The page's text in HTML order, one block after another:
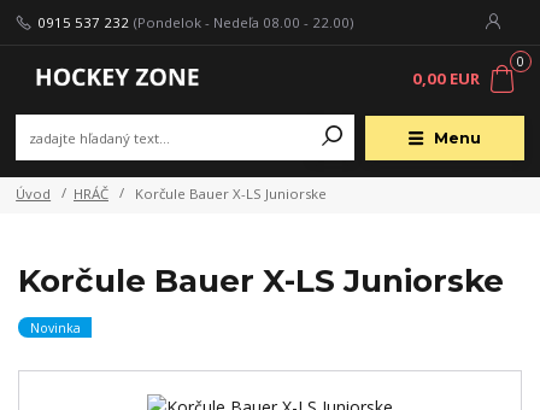
Menu
0915 537 232 (Pondelok - Nedeľa 08.00 - 22.00)
0
0,00 EUR
Úvod HRÁČ Korčule Bauer X-LS Juniorske
Korčule Bauer X-LS Juniorske
Novinka